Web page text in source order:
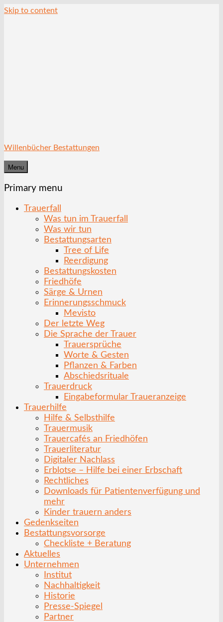
Skip to content
Willenbücher Bestattungen
Menu
Primary menu
Trauerfall
Was tun im Trauerfall
Was wir tun
Bestattungsarten
Tree of Life
Reerdigung
Bestattungskosten
Friedhöfe
Särge & Urnen
Erinnerungsschmuck
Mevisto
Der letzte Weg
Die Sprache der Trauer
Trauersprüche
Worte & Gesten
Pflanzen & Farben
Abschiedsrituale
Trauerdruck
Eingabeformular Traueranzeige
Trauerhilfe
Hilfe & Selbsthilfe
Trauermusik
Trauercafés an Friedhöfen
Trauerliteratur
Digitaler Nachlass
Erblotse – Hilfe bei einer Erbschaft
Rechtliches
Downloads für Patientenverfügung und
mehr
Kinder trauern anders
Gedenkseiten
Bestattungsvorsorge
Checkliste + Beratung
Aktuelles
Unternehmen
Institut
Nachhaltigkeit
Historie
Presse-Spiegel
Partner